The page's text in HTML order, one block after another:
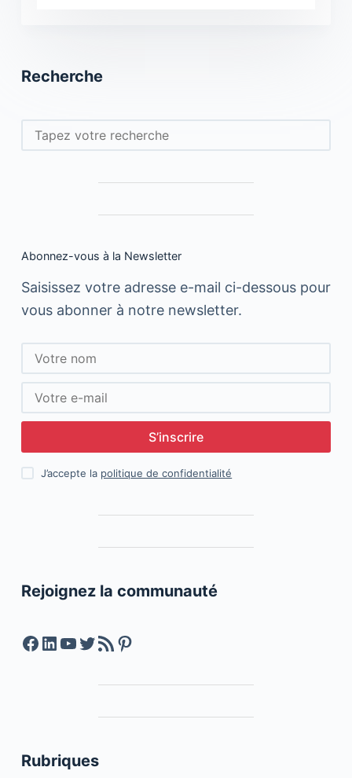
Recherche
Rechercher
Abonnez-vous à la Newsletter
Saisissez votre adresse e-mail ci-dessous pour
vous abonner à notre newsletter.
S’inscrire
J’accepte la politique de confidentialité
Rejoignez la communauté
Facebook
LinkedIn
YouTube
Twitter
Feed RSSPinterest
Rubriques